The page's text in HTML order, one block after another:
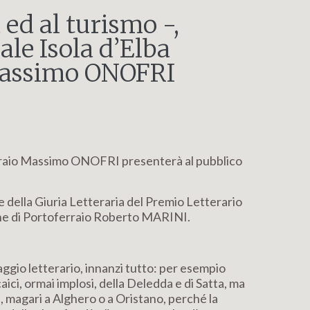
al turismo -,
Isola d’Elba
ONOFRI
Massimo ONOFRI presenterà al pubblico
Giuria Letteraria del Premio Letterario
di Portoferraio Roberto MARINI.
letterario, innanzi tutto: per esempio
ormai implosi, della Deledda e di Satta, ma
a Alghero o a Oristano, perché la